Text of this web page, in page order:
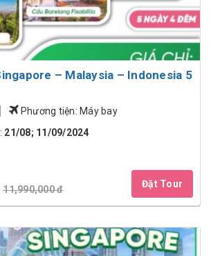
– Malaysia – Indonesia 5
Phương tiện: Máy bay
21/08; 11/09/2024
11,990,000 đ Đặt Tour